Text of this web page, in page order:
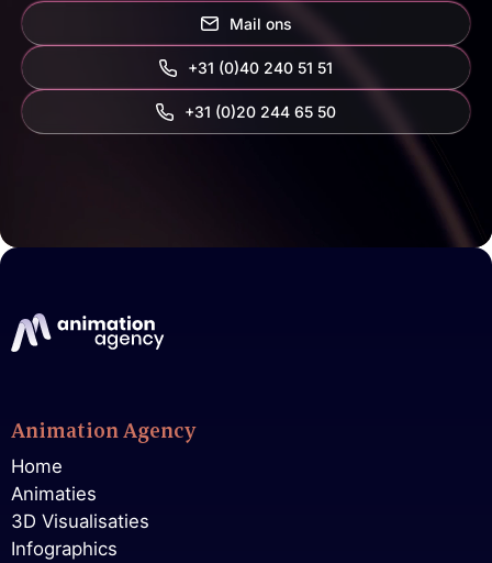
Mail ons
+31 (0)40 240 51 51
‭+31 (0)20 244 65 50‬
Animation Agency
Home
Animaties
3D Visualisaties
Infographics